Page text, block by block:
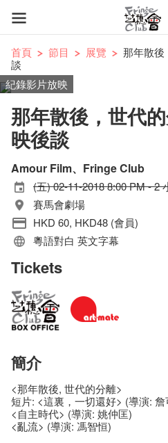
首頁 節目 展覽
那年散後
談
紀錄影片放映
那年散後，世代
映後談
Amour Film、Fringe Club
(五) 02-11-2018 8:00 PM - 2
賽馬會劇場
HKD 60, HKD48 (會員)
粵語對白 英文字幕
Tickets
簡介
<那年散後, 世代的分離>
短片: <這裏，一切還好> (導演: 詹
<自主時代> (導演: 姚仲匡)
<亂流> (導演: 馮智恒)